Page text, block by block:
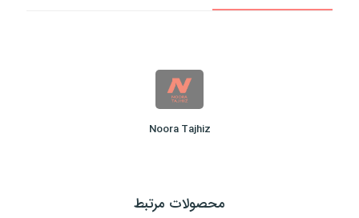
Noora Tajhiz
محصولات مرتبط